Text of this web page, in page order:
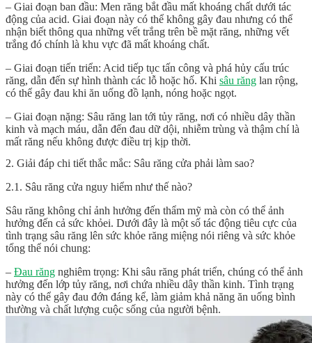
– Giai đoạn ban đầu: Men răng bắt đầu mất khoáng chất dưới tác
động của acid. Giai đoạn này có thể không gây đau nhưng có thể
nhận biết thông qua những vết trắng trên bề mặt răng, những vết
trắng đó chính là khu vực đã mất khoáng chất.
– Giai đoạn tiến triển: Acid tiếp tục tấn công và phá hủy cấu trúc
răng, dẫn đến sự hình thành các lỗ hoặc hố. Khi sâu răng lan rộng,
có thể gây đau khi ăn uống đồ lạnh, nóng hoặc ngọt.
– Giai đoạn nặng: Sâu răng lan tới tủy răng, nơi có nhiều dây thần
kinh và mạch máu, dẫn đến đau dữ dội, nhiễm trùng và thậm chí là
mất răng nếu không được điều trị kịp thời.
2. Giải đáp chi tiết thắc mắc: Sâu răng cửa phải làm sao?
2.1. Sâu răng cửa nguy hiểm như thế nào?
Sâu răng không chỉ ảnh hưởng đến thẩm mỹ mà còn có thể ảnh
hưởng đến cả sức khỏei. Dưới đây là một số tác động tiêu cực của
tình trạng sâu răng lên sức khỏe răng miệng nói riêng và sức khỏe
tổng thể nói chung:
– Đau răng nghiêm trọng: Khi sâu răng phát triển, chúng có thể ảnh
hưởng đến lớp tủy răng, nơi chứa nhiều dây thần kinh. Tình trạng
này có thể gây đau đớn đáng kể, làm giảm khả năng ăn uống bình
thường và chất lượng cuộc sống của người bệnh.